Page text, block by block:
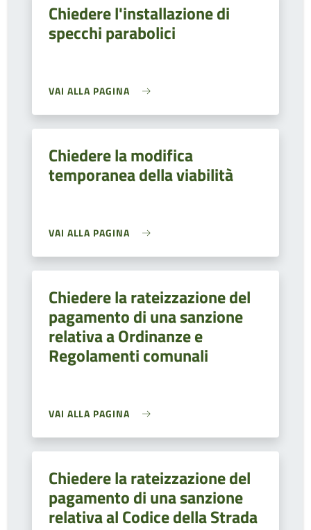
Chiedere l'installazione di
specchi parabolici
VAI ALLA PAGINA
Chiedere la modifica
temporanea della viabilità
VAI ALLA PAGINA
Chiedere la rateizzazione del
pagamento di una sanzione
relativa a Ordinanze e
Regolamenti comunali
VAI ALLA PAGINA
Chiedere la rateizzazione del
pagamento di una sanzione
relativa al Codice della Strada